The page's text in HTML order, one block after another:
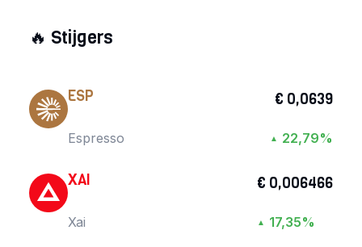
🔥 Stijgers
ESP
Espresso
€ 0,0639
▲ 22,79%
XAI
Xai
€ 0,006466
▲ 17,35%